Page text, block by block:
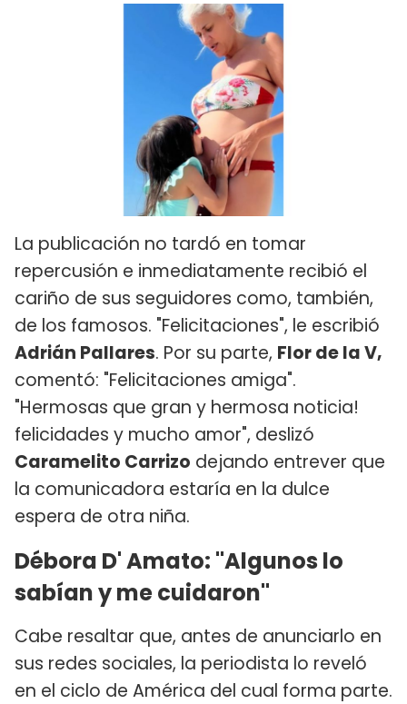
La publicación no tardó en tomar
repercusión e inmediatamente recibió el
cariño de sus seguidores como, también,
de los famosos. "Felicitaciones", le escribió
Adrián Pallares. Por su parte, Flor de la V,
comentó: "Felicitaciones amiga".
"Hermosas que gran y hermosa noticia!
felicidades y mucho amor", deslizó
Caramelito Carrizo dejando entrever que
la comunicadora estaría en la dulce
espera de otra niña.
Débora D' Amato: "Algunos lo
sabían y me cuidaron"
Cabe resaltar que, antes de anunciarlo en
sus redes sociales, la periodista lo reveló
en el ciclo de América del cual forma parte.